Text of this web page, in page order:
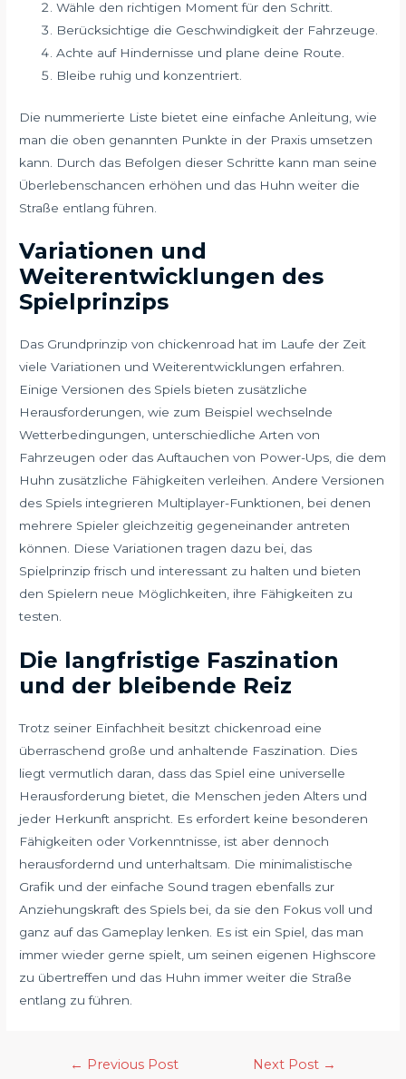
Wähle den richtigen Moment für den Schritt.
Berücksichtige die Geschwindigkeit der Fahrzeuge.
Achte auf Hindernisse und plane deine Route.
Bleibe ruhig und konzentriert.
Die nummerierte Liste bietet eine einfache Anleitung, wie
man die oben genannten Punkte in der Praxis umsetzen
kann. Durch das Befolgen dieser Schritte kann man seine
Überlebenschancen erhöhen und das Huhn weiter die
Straße entlang führen.
Variationen und
Weiterentwicklungen des
Spielprinzips
Das Grundprinzip von chickenroad hat im Laufe der Zeit
viele Variationen und Weiterentwicklungen erfahren.
Einige Versionen des Spiels bieten zusätzliche
Herausforderungen, wie zum Beispiel wechselnde
Wetterbedingungen, unterschiedliche Arten von
Fahrzeugen oder das Auftauchen von Power-Ups, die dem
Huhn zusätzliche Fähigkeiten verleihen. Andere Versionen
des Spiels integrieren Multiplayer-Funktionen, bei denen
mehrere Spieler gleichzeitig gegeneinander antreten
können. Diese Variationen tragen dazu bei, das
Spielprinzip frisch und interessant zu halten und bieten
den Spielern neue Möglichkeiten, ihre Fähigkeiten zu
testen.
Die langfristige Faszination
und der bleibende Reiz
Trotz seiner Einfachheit besitzt chickenroad eine
überraschend große und anhaltende Faszination. Dies
liegt vermutlich daran, dass das Spiel eine universelle
Herausforderung bietet, die Menschen jeden Alters und
jeder Herkunft anspricht. Es erfordert keine besonderen
Fähigkeiten oder Vorkenntnisse, ist aber dennoch
herausfordernd und unterhaltsam. Die minimalistische
Grafik und der einfache Sound tragen ebenfalls zur
Anziehungskraft des Spiels bei, da sie den Fokus voll und
ganz auf das Gameplay lenken. Es ist ein Spiel, das man
immer wieder gerne spielt, um seinen eigenen Highscore
zu übertreffen und das Huhn immer weiter die Straße
entlang zu führen.
← Previous Post Next Post →